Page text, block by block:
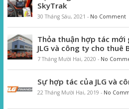
SkyTrak
30 Tháng Sáu, 2021 - No Comment
Thỏa thuận hợp tác mới
JLG và công ty cho thuê
7 Tháng Mười Hai, 2020 - No
Sự hợp tác của JLG và
22 Tháng Mười Hai, 2019 - No